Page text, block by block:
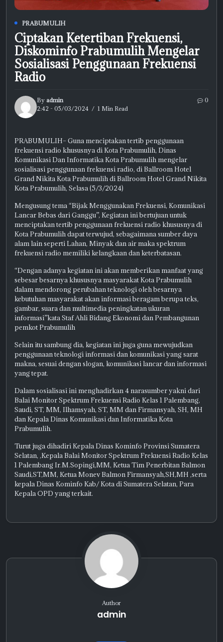
PRABUMULIH
Ciptakan Ketertiban Frekuensi,
Diskominfo Prabumulih Mengelar
Sosialisasi Penggunaan Frekuensi
Radio
By admin
2:42 - 05/03/2024
1 Min Read
0
PRABUMULIH– Guna menciptakan tertib penggunaan
frekuensi radio khususnya di Kota Prabumulih, Dinas
Komunikasi Dan Informatika Kota Prabumulih mengelar
sosialisasi penggunaan frekuensi radio, di Ballroom Hotel
Grand Nikita Kota Prabumulih di Ballroom Hotel Grand Nikita
Kota Prabumulih, Selasa (5/3/2024)
Mengusung tema “Bijak Menggunakan Frekuensi, Komunikasi
Lancar Bebas dari Ganggu”, Kegiatan ini bertujuan untuk
menciptakan tertib penggunaan frekuensi radio khususnya di
Kota Prabumulih dapat terwujud, sebagaimana sumber daya
alam lain seperti Lahan, Minyak dan air maka spektrum
frekuensi radio memiliki kelangkaan dan keterbatasan.
“Dengan adanya kegiatan ini akan memberikan manfaat yang
sebesar besarnya khususnya masyarakat Kota Prabumulih
dalam mendorong perubahan teknologi oleh besarnya
kebutuhan masyarakat akan informasi beragam berupa teks,
gambar, suara dan multimedia peningkatan ukuran
informasi”kata Staf Ahli Bidang Ekonomi dan Pembangunan
pemkot Prabumulih
Selain itu sambung dia, kegiatan ini juga guna mewujudkan
penggunaan teknologi informasi dan komunikasi yang sarat
makna, sesuai dengan slogan, komunikasi lancar dan informasi
yang tepat.
Dalam sosialisasi ini menghadirkan 4 narasumber yakni dari
Balai Monitor Spektrum Frekuensi Radio Kelas 1 Palembang,
Saudi, ST, MM, Ilhamsyah, ST, MM dan Firmansyah, SH, MH
dan Kepala Dinas Komunikasi dan Informatika Kota
Prabumulih.
Turut juga dihadiri Kepala Dinas Kominfo Provinsi Sumatera
Selatan, ,Kepala Balai Monitor Spektrum Frekuensi Radio Kelas
1 Palembang Ir.M.Sopingi,MM, Ketua Tim Penerbitan Balmon
Saudi,ST,MM, Ketua Monev Balmon Firmansyah,SH,MH ,serta
kepala Dinas Kominfo Kab/ Kota di Sumatera Selatan, Para
Kepala OPD yang terkait.
Author
admin